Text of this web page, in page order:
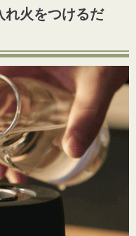
れ火をつけるだ